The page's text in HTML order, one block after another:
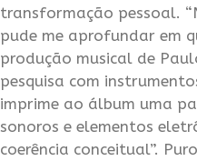
transformação pessoal.
pude me aprofundar em
produção musical de
pesquisa com
imprime ao álbum uma
sonoros e elementos
coerência conceitual”.